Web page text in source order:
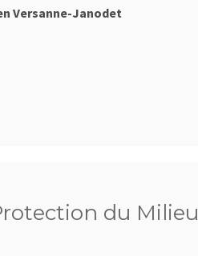
Versanne-Janodet
du Milieu